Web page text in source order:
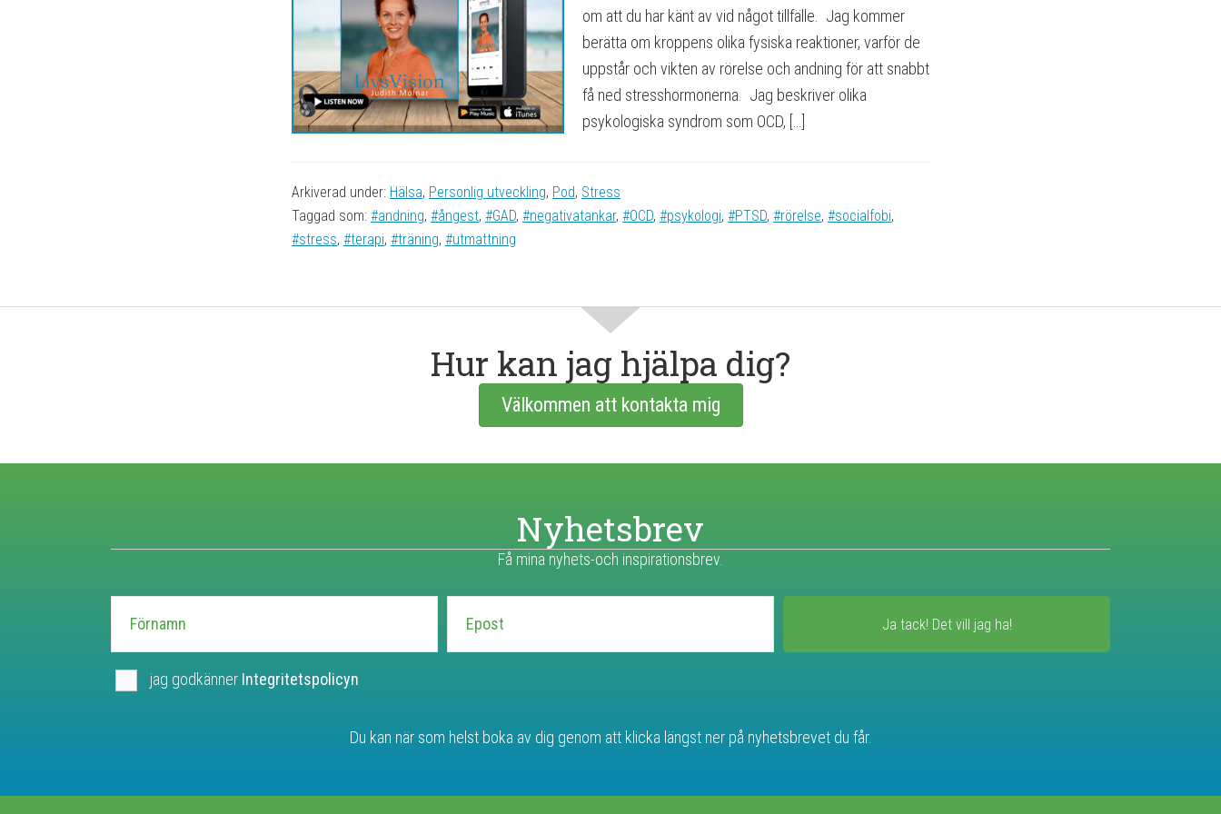
om att du har känt av vid något tillfälle. Jag kommer
berätta om kroppens olika fysiska reaktioner, varför de
uppstår och vikten av rörelse och andning för att snabbt
få ned stresshormonerna. Jag beskriver olika
psykologiska syndrom som OCD, […]
Arkiverad under: Hälsa, Personlig utveckling, Pod, Stress
Taggad som: #andning, #ångest, #GAD, #negativatankar, #OCD, #psykologi, #PTSD, #rörelse, #socialfobi,
#stress, #terapi, #träning, #utmattning
Hur kan jag hjälpa dig?
Välkommen att kontakta mig
Nyhetsbrev
Få mina nyhets-och inspirationsbrev.
Ja tack! Det vill jag ha!
jag godkänner Integritetspolicyn
Du kan när som helst boka av dig genom att klicka längst ner på nyhetsbrevet du får.